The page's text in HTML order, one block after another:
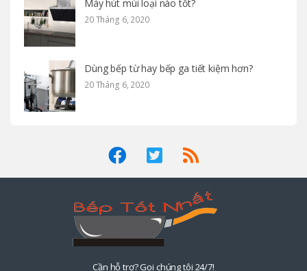
Máy hút mùi loại nào tốt?
20 Tháng 6, 2020
Dùng bếp từ hay bếp ga tiết kiệm hơn?
20 Tháng 6, 2020
Cần hỗ trợ? Gọi chúng tôi 24/7!